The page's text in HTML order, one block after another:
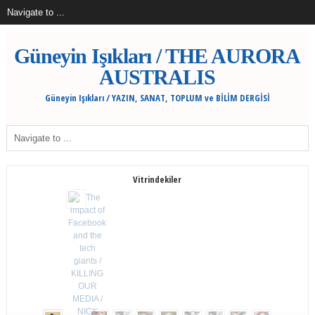
Güneyin Işıkları / THE AURORA
AUSTRALIS
Güneyin Işıkları / YAZIN, SANAT, TOPLUM ve BİLİM DERGİSİ
Vitrindekiler